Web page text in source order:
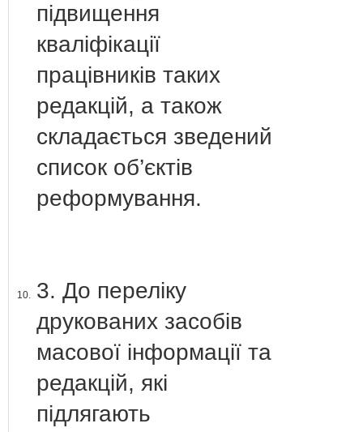
підвищення
кваліфікації
працівників таких
редакцій, а також
складається зведений
список об’єктів
реформування.
10. 3. До переліку
друкованих засобів
масової інформації та
редакцій, які
підлягають